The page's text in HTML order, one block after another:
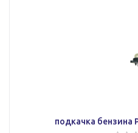
подкачка бензина